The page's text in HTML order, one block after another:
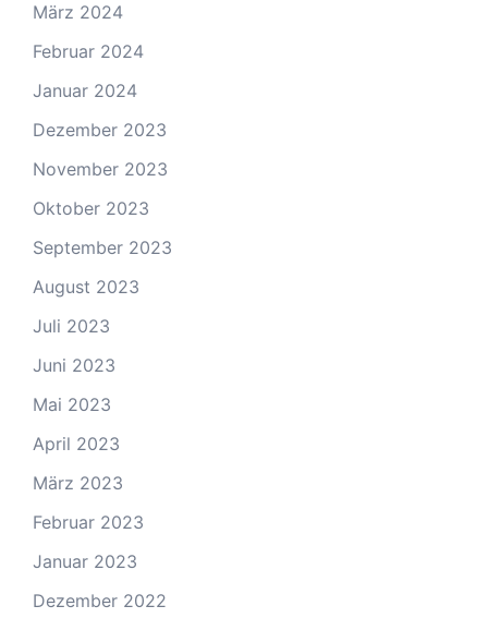
März 2024
Februar 2024
Januar 2024
Dezember 2023
November 2023
Oktober 2023
September 2023
August 2023
Juli 2023
Juni 2023
Mai 2023
April 2023
März 2023
Februar 2023
Januar 2023
Dezember 2022